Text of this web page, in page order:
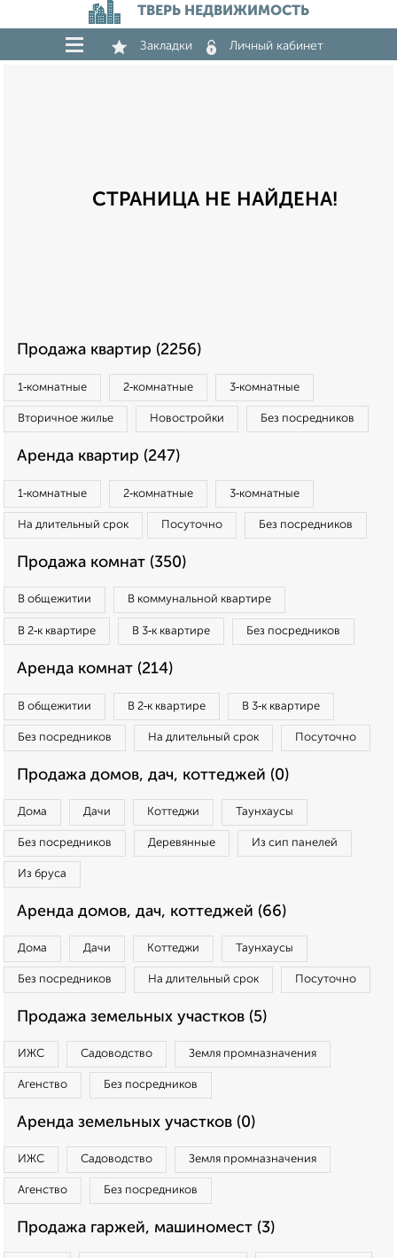
ТВЕРЬ НЕДВИЖИМОСТЬ
Закладки Личный кабинет
СТРАНИЦА НЕ НАЙДЕНА!
Продажа квартир (2256)
1‑комнатные 2‑комнатные 3‑комнатные
Вторичное жилье Новостройки Без посредников
Аренда квартир (247)
1‑комнатные 2‑комнатные 3‑комнатные
На длительный срок Посуточно Без посредников
Продажа комнат (350)
В общежитии В коммунальной квартире
В 2‑к квартире В 3‑к квартире Без посредников
Аренда комнат (214)
В общежитии В 2‑к квартире В 3‑к квартире
Без посредников На длительный срок Посуточно
Продажа домов, дач, коттеджей (0)
Дома Дачи Коттеджи Таунхаусы
Без посредников Деревянные Из сип панелей
Из бруса
Аренда домов, дач, коттеджей (66)
Дома Дачи Коттеджи Таунхаусы
Без посредников На длительный срок Посуточно
Продажа земельных участков (5)
ИЖС Садоводство Земля промназначения
Агенство Без посредников
Аренда земельных участков (0)
ИЖС Садоводство Земля промназначения
Агенство Без посредников
Продажа гаржей, машиномест (3)